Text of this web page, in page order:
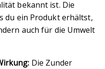
bekannt ist. Die
du ein Produkt erhältst,
auch für die Umwelt
Die Zunder